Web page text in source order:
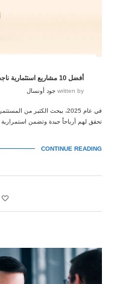
أفضل 10 مشاريع استثمارية ناجحة لعام 2025
written by جود أونسال
في عام 2025، يبحث الكثير من
تحقق لهم أرباحاً جيدة وتضمن استمرارية
CONTINUE READING